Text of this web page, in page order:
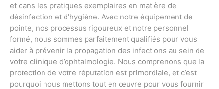
et dans les pratiques exemplaires en matière de
désinfection et d’hygiène. Avec notre équipement de
pointe, nos processus rigoureux et notre personnel
formé, nous sommes parfaitement qualifiés pour vous
aider à prévenir la propagation des infections au sein de
votre clinique d’ophtalmologie. Nous comprenons que la
protection de votre réputation est primordiale, et c’est
pourquoi nous mettons tout en œuvre pour vous fournir